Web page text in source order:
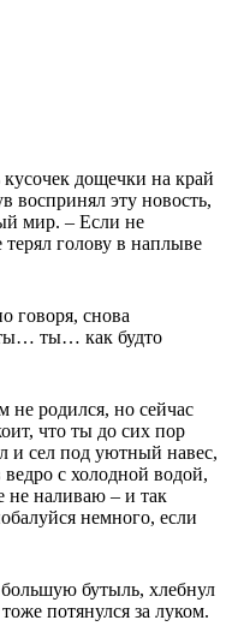
дощечки на край
воспринял эту новость,
мир. – Если не
голову в наплыве
говоря, снова
ты… ты… как будто
родился, но сейчас
что ты до сих пор
и сел под уютный навес,
с холодной водой,
не наливаю – и так
немного, если
большую бутыль, хлебнул
потянулся за луком.